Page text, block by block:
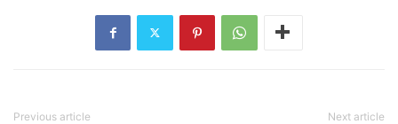
Previous article Next article